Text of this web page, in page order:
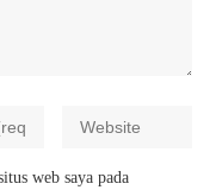
web saya pada